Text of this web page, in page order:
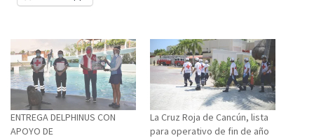
ENTREGA DELPHINUS CON
APOYO DE
La Cruz Roja de Cancún, lista
para operativo de fin de año